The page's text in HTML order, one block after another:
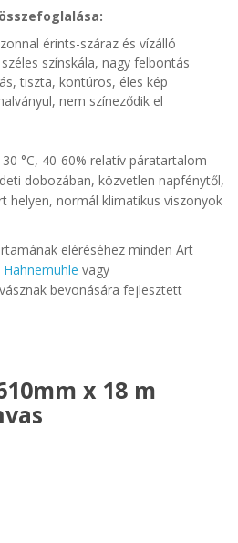
érints-száraz és vízálló
színskála, nagy felbontás
tiszta, kontúros, éles kép
nem színeződik el
°C, 40-60% relatív páratartalom
dobozában, közvetlen napfénytől,
helyen, normál klimatikus viszonyok
eléréséhez minden Art
Hahnemühle vagy
bevonására fejlesztett
x 18 m